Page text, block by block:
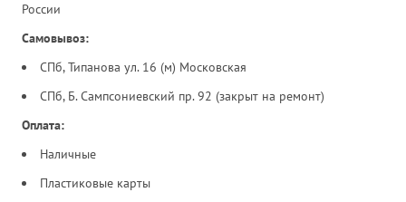
России
Самовывоз:
СПб, Типанова ул. 16 (м) Московская
СПб, Б. Сампсониевский пр. 92 (закрыт на ремонт)
Оплата:
Наличные
Пластиковые карты